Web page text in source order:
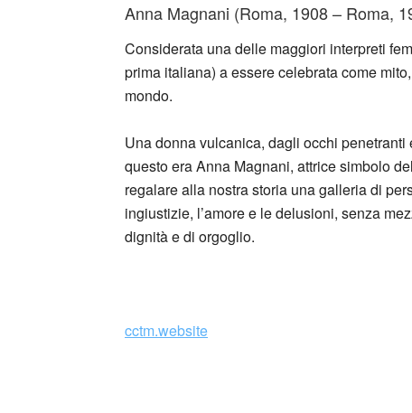
Anna Magnani (Roma, 1908 – Roma,
Considerata una delle maggiori interpreti
prima italiana) a essere celebrata come
mondo.
Una donna vulcanica, dagli occhi
questo era Anna Magnani, attrice simbolo
regalare alla nostra storia una galleria di
ingiustizie, l’amore e le delusioni, senza
dignità e di orgoglio.
cctm.website